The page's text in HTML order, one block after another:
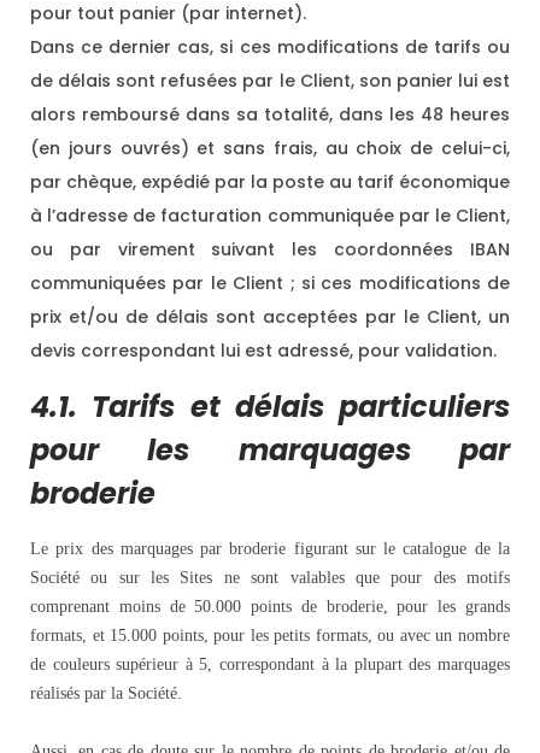
pour tout panier (par internet).
Dans ce dernier cas, si ces modifications de tarifs ou
de délais sont refusées par le Client, son panier lui est
alors remboursé dans sa totalité, dans les 48 heures
(en jours ouvrés) et sans frais, au choix de celui-ci,
par chèque, expédié par la poste au tarif économique
à l’adresse de facturation communiquée par le Client,
ou par virement suivant les coordonnées IBAN
communiquées par le Client ; si ces modifications de
prix et/ou de délais sont acceptées par le Client, un
devis correspondant lui est adressé, pour validation.
4.1. Tarifs et délais particuliers
pour les marquages par
broderie
Le prix des marquages par broderie figurant sur le catalogue de la
Société ou sur les Sites ne sont valables que pour des motifs
comprenant moins de 50.000 points de broderie, pour les grands
formats, et 15.000 points, pour les petits formats, ou avec un nombre
de couleurs supérieur à 5, correspondant à la plupart des marquages
réalisés par la Société.